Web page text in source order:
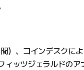
）、コインデスクに
ィッツジェラルドの